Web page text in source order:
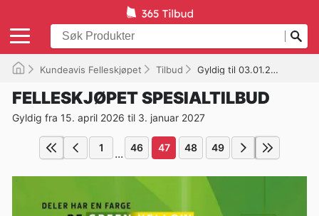
Kundeavis Felleskjøpet Tilbud Gyldig til 03.01.2027
FELLESKJØPET SPESIALTILBUD
Gyldig fra 15. april 2026 til 3. januar 2027
1 ... 46 47 48 49